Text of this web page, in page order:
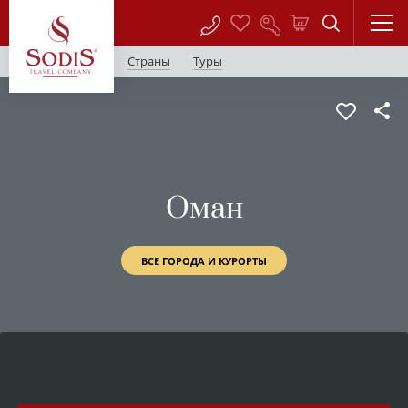
Страны Туры
Оман
ВСЕ ГОРОДА И КУРОРТЫ